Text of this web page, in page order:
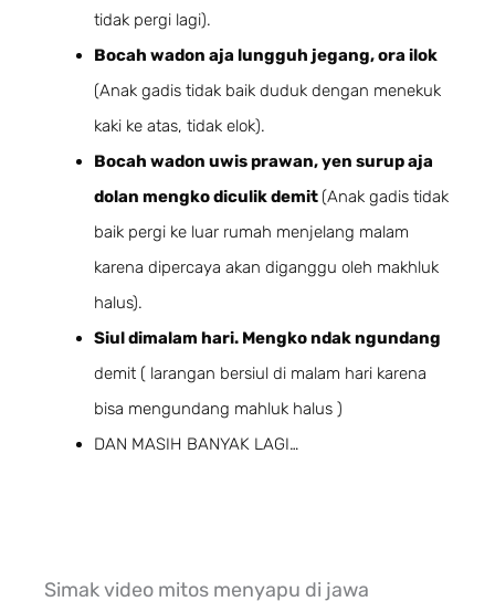
tidak pergi lagi).
Bocah wadon aja lungguh jegang, ora ilok
(Anak gadis tidak baik duduk dengan menekuk
kaki ke atas, tidak elok).
Bocah wadon uwis prawan, yen surup aja
dolan mengko diculik demit (Anak gadis tidak
baik pergi ke luar rumah menjelang malam
karena dipercaya akan diganggu oleh makhluk
halus).
Siul dimalam hari. Mengko ndak ngundang
demit ( larangan bersiul di malam hari karena
bisa mengundang mahluk halus )
DAN MASIH BANYAK LAGI…
Simak video mitos menyapu di jawa